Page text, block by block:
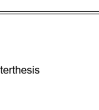
thesis